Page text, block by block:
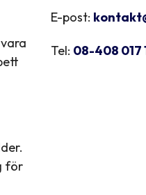
för
E-post:
Tel: 08-408 017